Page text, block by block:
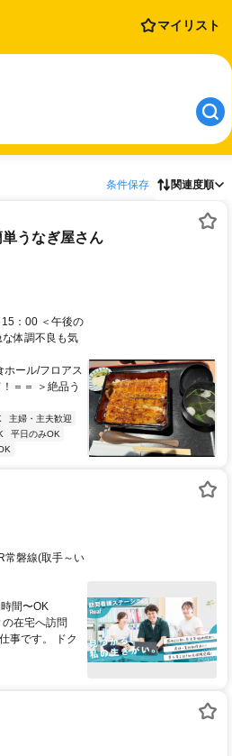
マイリスト
条件保存 関連度順
うなぎ屋さん
：00 ＜午後の
体調不良も気
ホール/フロアス
＝＝ ＞絶品う
主婦・主夫歓迎
平日のみOK
間〜OK
在宅へ訪問
事です。 ドク